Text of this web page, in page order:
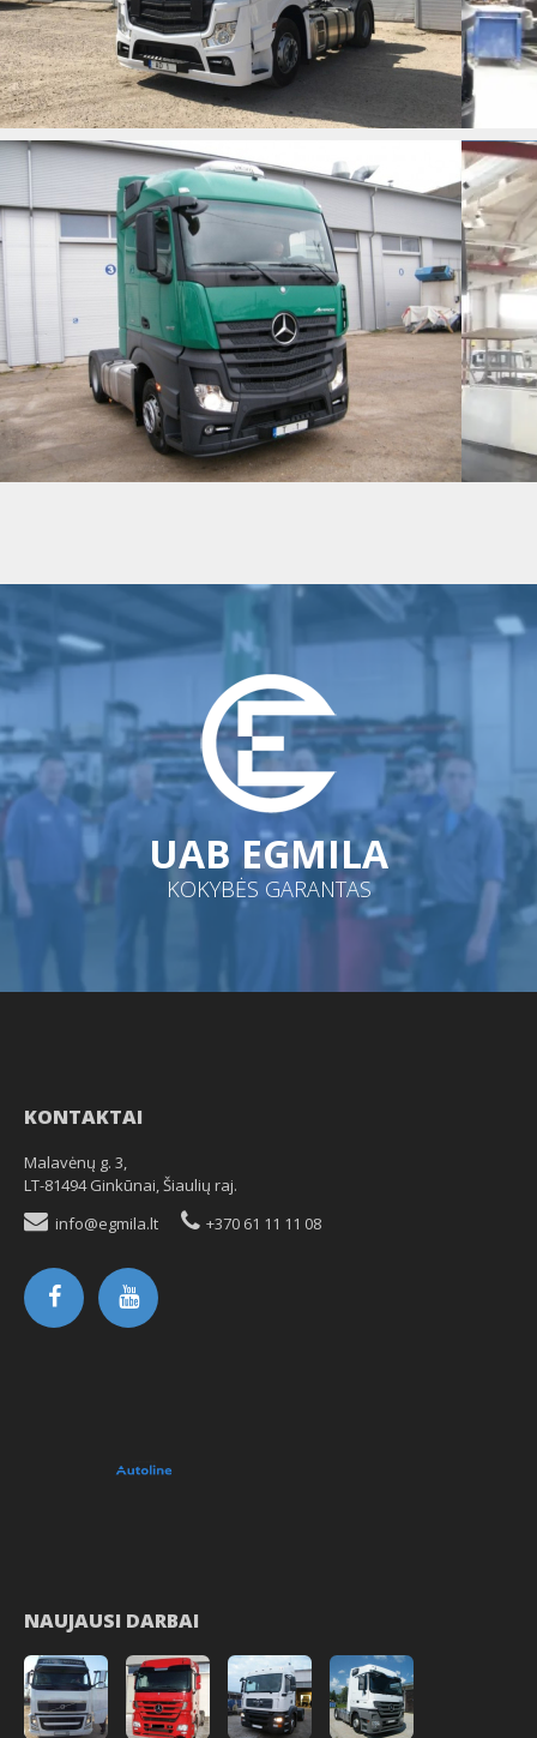
MB ACTROS 1845
UAB EGMILA
KOKYBĖS GARANTAS
KONTAKTAI
Malavėnų g. 3,
LT-81494 Ginkūnai, Šiaulių raj.
info@egmila.lt
+370 61 11 11 08
NAUJAUSI DARBAI